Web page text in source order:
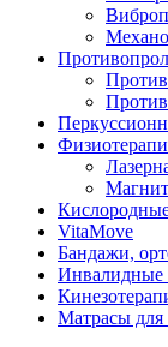
VitaMove
Бандажи,
Инвалидные
Матрасы для